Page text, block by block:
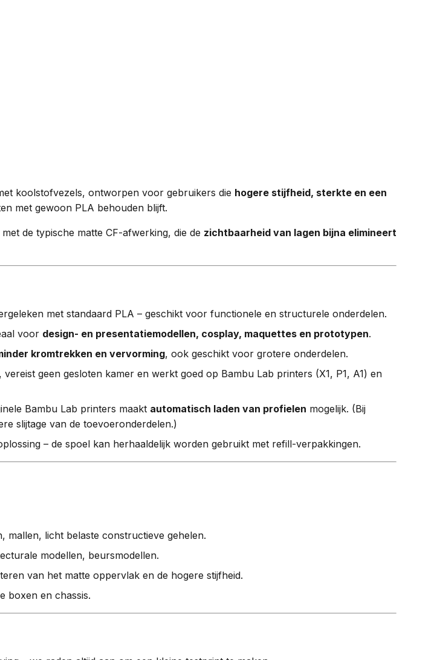
koolstofvezels, ontworpen voor gebruikers die hogere stijfheid, sterkte en een
met gewoon PLA behouden blijft.
de typische matte CF-afwerking, die de zichtbaarheid van lagen bijna elimineert
met standaard PLA – geschikt voor functionele en structurele onderdelen.
voor design- en presentatiemodellen, cosplay, maquettes en prototypen.
kromtrekken en vervorming, ook geschikt voor grotere onderdelen.
, vereist geen gesloten kamer en werkt goed op Bambu Lab printers (X1, P1, A1) en
Bambu Lab printers maakt automatisch laden van profielen mogelijk. (Bij
slijtage van de toevoeronderdelen.)
– de spoel kan herhaaldelijk worden gebruikt met refill-verpakkingen.
mallen, licht belaste constructieve gehelen.
modellen, beursmodellen.
van het matte oppervlak en de hogere stijfheid.
boxen en chassis.